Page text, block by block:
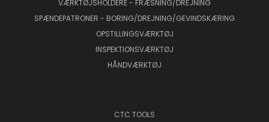
VÆRKTØJSHOLDERE - FRÆSNING/DREJNING
SPÆNDEPATRONER - BORING/DREJNING/GEVINDSKÆRING
OPSTILLINGSVÆRKTØJ
INSPEKTIONSVÆRKTØJ
HÅNDVÆRKTØJ
CTC TOOLS